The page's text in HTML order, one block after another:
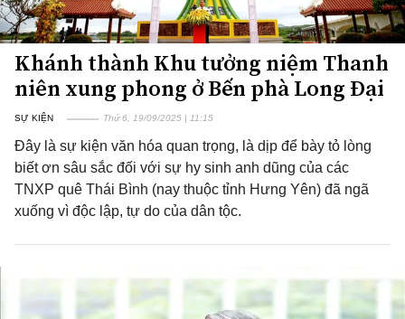
Khánh thành Khu tưởng niệm Thanh
niên xung phong ở Bến phà Long Đại
SỰ KIỆN Thứ 6, 19/09/2025 | 11:15
Đây là sự kiện văn hóa quan trọng, là dịp để bày tỏ lòng
biết ơn sâu sắc đối với sự hy sinh anh dũng của các
TNXP quê Thái Bình (nay thuộc tỉnh Hưng Yên) đã ngã
xuống vì độc lập, tự do của dân tộc.